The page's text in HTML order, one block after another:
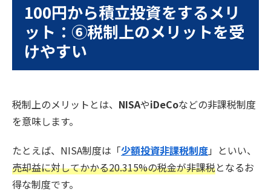
100円から積立投資をするメリ
ット：⑥税制上のメリットを受
けやすい
税制上のメリットとは、 NISAやiDeCoなどの非課税制度
を意味します。
たとえば、NISA制度は「少額投資非課税制度」といい、
売却益に対してかかる20.315%の税金が非課税となるお
得な制度です。